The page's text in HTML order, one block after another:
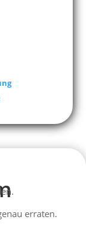
erraten.